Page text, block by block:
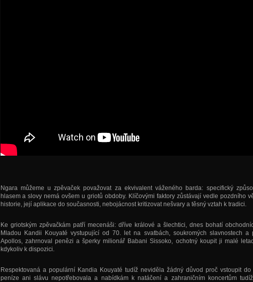
Ngara můžeme u zpěvaček považovat za ekvivalent váženého barda: specifický
hlasem a slovy nemá ovšem u griotů obdoby. Klíčovými faktory zůstávají vedle pozdního
historie, její aplikace do současnosti, nebojácnost kritizovat nešvary a těsný vztah k tradici.
Ke griotským zpěvačkám patří mecenáši: dříve králové a šlechtici, dnes bohatí
Mladou Kandii Kouyaté vystupující od 70. let na svatbách, soukromých slavnostech a
Apollos, zahrnoval penězi a šperky milionář Babani Sissoko, ochotný koupit ji malé
kdykoliv k dispozici.
Respektovaná a populární Kandia Kouyaté tudíž neviděla žádný důvod proč vstoupit
peníze ani slávu nepotřebovala a nabídkám k natáčení a zahraničním koncertům